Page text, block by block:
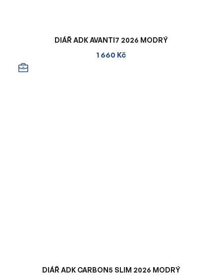
DIÁŘ ADK AVANTI7 2026 MODRÝ
1 660 Kč
DIÁŘ ADK CARBON5 SLIM 2026 MODRÝ